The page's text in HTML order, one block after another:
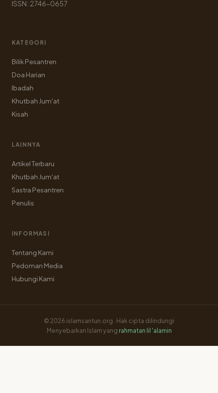
ISSN: 2746-0657
KATEGORI
Bilik Pesantren
Doa Harian
Ibadah
Khutbah Jum'at
Kisah
LAINNYA
Artikel Terbaru
Khutbah Jum'at
Sastra Pesantren
Penulis
INFORMASI
Tentang Kami
Pedoman Media
Hubungi Kami
© 2026 islamsantun.org · Hak cipta dilindungi
Menyebarkan Islam yang rahmatan lil 'alamin